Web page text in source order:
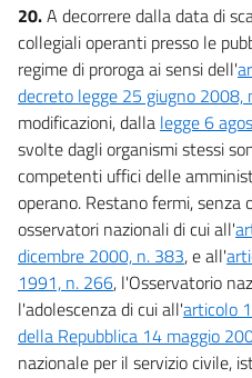
20.A decorrere dalla data di
collegiali operanti presso le
regime di proroga ai sensi dell'
decreto legge 25 giugno 2008,
modificazioni, dalla legge 6
svolte dagli organismi stessi
competenti uffici delle
operano. Restano fermi, senza
osservatori nazionali di cui all'
dicembre 2000, n. 383, e all'
1991, n. 266, l'Osservatorio
l'adolescenza di cui all'articolo
della Repubblica 14 maggio
nazionale per il servizio civile,